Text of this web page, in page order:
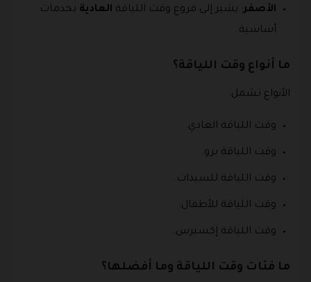
الأصفر: يشير إلى فروع وقت اللياقة العادية بخدمات
أساسية.
ما أنواع وقت اللياقة؟
الأنواع تشمل:
وقت اللياقة العادي.
وقت اللياقة برو.
وقت اللياقة للسيدات.
وقت اللياقة للأطفال.
وقت اللياقة إكسبرس.
ما فئات وقت اللياقة وما أفضلها؟